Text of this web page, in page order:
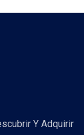
Y Adquirir